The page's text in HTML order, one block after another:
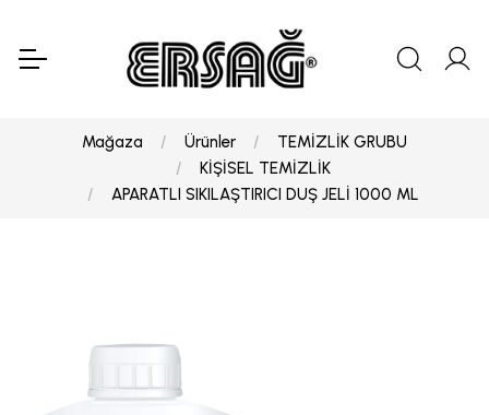
Mağaza Ürünler
TEMİZLİK GRUBU
KİŞİSEL TEMİZLİK
APARATLI SIKILAŞTIRICI DUŞ JELİ 1000 ML